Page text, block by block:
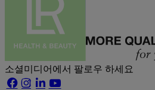
소셜미디어에서 팔로우 하세요